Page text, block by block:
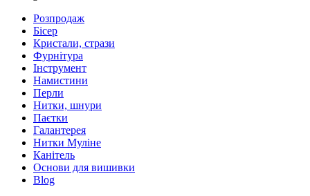
Розпродаж
Бісер
Кристали, стрази
Фурнітура
Інструмент
Намистини
Перли
Нитки, шнури
Паєтки
Галантерея
Нитки Муліне
Канітель
Основи для вишивки
Blog